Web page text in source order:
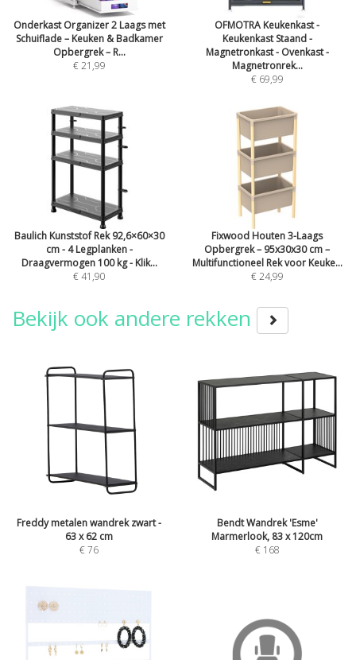
Onderkast Organizer 2 Laags met
Schuiflade – Keuken & Badkamer
Opbergrek – R...
€ 21,99
OFMOTRA Keukenkast -
Keukenkast Staand -
Magnetronkast - Ovenkast -
Magnetronrek...
€ 69,99
Baulich Kunststof Rek 92,6×60×30
cm - 4 Legplanken -
Draagvermogen 100 kg - Klik...
€ 41,90
Fixwood Houten 3-Laags
Opbergrek – 95x30x30 cm –
Multifunctioneel Rek voor Keuke...
€ 24,99
Bekijk ook andere rekken
Freddy metalen wandrek zwart -
63 x 62 cm
€76
Bendt Wandrek 'Esme'
Marmerlook, 83 x 120cm
€ 168